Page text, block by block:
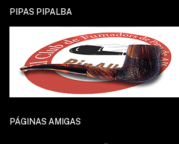
PIPAS PIPALBA
PÁGINAS AMIGAS